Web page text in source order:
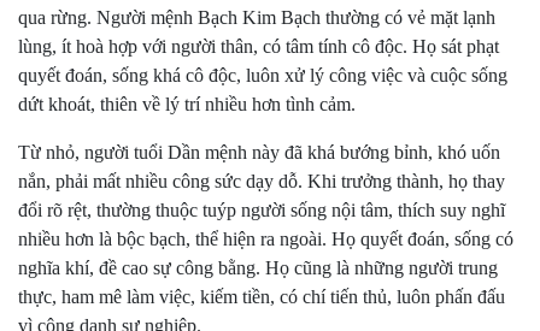
qua rừng. Người mệnh Bạch Kim Bạch thường có vẻ mặt lạnh
lùng, ít hoà hợp với người thân, có tâm tính cô độc. Họ sát phạt
quyết đoán, sống khá cô độc, luôn xử lý công việc và cuộc sống
dứt khoát, thiên về lý trí nhiều hơn tình cảm.
Từ nhỏ, người tuổi Dần mệnh này đã khá bướng bỉnh, khó uốn
nắn, phải mất nhiều công sức dạy dỗ. Khi trưởng thành, họ thay
đổi rõ rệt, thường thuộc tuýp người sống nội tâm, thích suy nghĩ
nhiều hơn là bộc bạch, thể hiện ra ngoài. Họ quyết đoán, sống có
nghĩa khí, đề cao sự công bằng. Họ cũng là những người trung
thực, ham mê làm việc, kiếm tiền, có chí tiến thủ, luôn phấn đấu
vì công danh sự nghiệp.